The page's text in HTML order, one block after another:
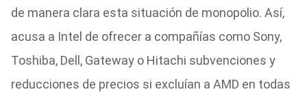
de manera clara esta situación de monopolio. Así,
acusa a Intel de ofrecer a compañías como Sony,
Toshiba, Dell, Gateway o Hitachi subvenciones y
reducciones de precios si excluían a AMD en todas